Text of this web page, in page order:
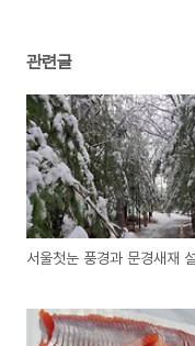
관련글
서울첫눈 풍경과 문경새재